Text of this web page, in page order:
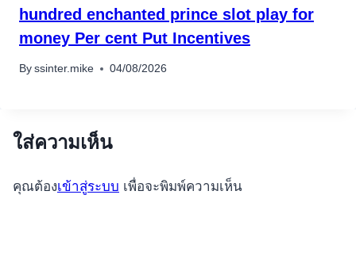
hundred enchanted prince slot play for
money Per cent Put Incentives
By ssinter.mike 04/08/2026
ใส่ความเห็น
คุณต้องเข้าสู่ระบบ เพื่อจะพิมพ์ความเห็น